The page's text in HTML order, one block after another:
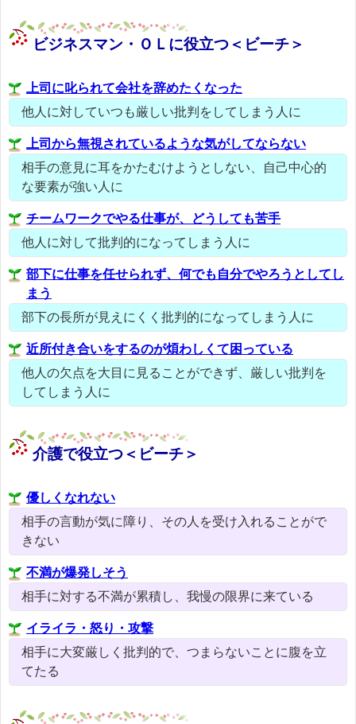
ビジネスマン・ＯＬに役立つ＜ビーチ＞
上司に叱られて会社を辞めたくなった
他人に対していつも厳しい批判をしてしまう人に
上司から無視されているような気がしてならない
相手の意見に耳をかたむけようとしない、自己中心的
な要素が強い人に
チームワークでやる仕事が、どうしても苦手
他人に対して批判的になってしまう人に
部下に仕事を任せられず、何でも自分でやろうとしてし
まう
部下の長所が見えにくく批判的になってしまう人に
近所付き合いをするのが煩わしくて困っている
他人の欠点を大目に見ることができず、厳しい批判を
してしまう人に
介護で役立つ＜ビーチ＞
優しくなれない
相手の言動が気に障り、その人を受け入れることがで
きない
不満が爆発しそう
相手に対する不満が累積し、我慢の限界に来ている
イライラ・怒り・攻撃
相手に大変厳しく批判的で、つまらないことに腹を立
てたる